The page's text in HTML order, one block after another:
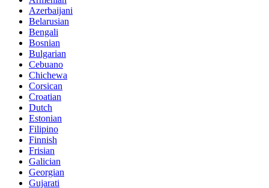
Azerbaijani
Belarusian
Bengali
Bosnian
Bulgarian
Cebuano
Chichewa
Corsican
Croatian
Dutch
Estonian
Filipino
Finnish
Frisian
Galician
Georgian
Gujarati